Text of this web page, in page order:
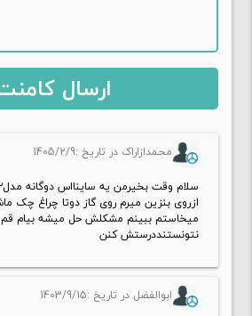
محمدازاراک در تاریخ :1405/2/9
ازروی بنزین میرم روی گاز دوتا چراغ چک
میخاستم ببینم مشکلش حل میشه بیام قم
نتونستنددرستش کنن
ابوالفضل در تاریخ :1403/9/15